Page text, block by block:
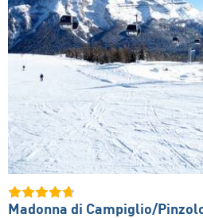
Madonna di Campiglio/​